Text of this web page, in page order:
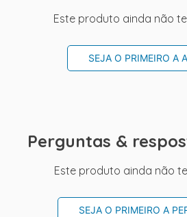
Este produto ainda não
SEJA O PRIMEIRO A
Perguntas &
Este produto ainda não
SEJA O PRIMEIRO A